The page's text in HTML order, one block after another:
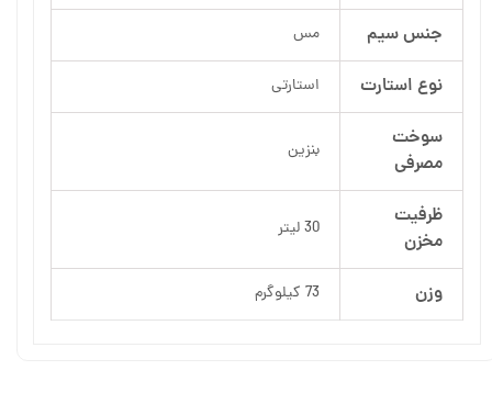
جنس سیم مس
نوع استارت استارتی
سوخت
مصرفی
بنزین
ظرفیت
مخزن
30 لیتر
وزن 73 کیلوگرم